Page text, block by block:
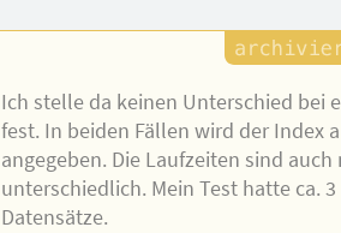
Ich stelle da keinen Unterschied bei
fest. In beiden Fällen wird der Index
angegeben. Die Laufzeiten sind
unterschiedlich. Mein Test hatte ca. 3
Datensätze.